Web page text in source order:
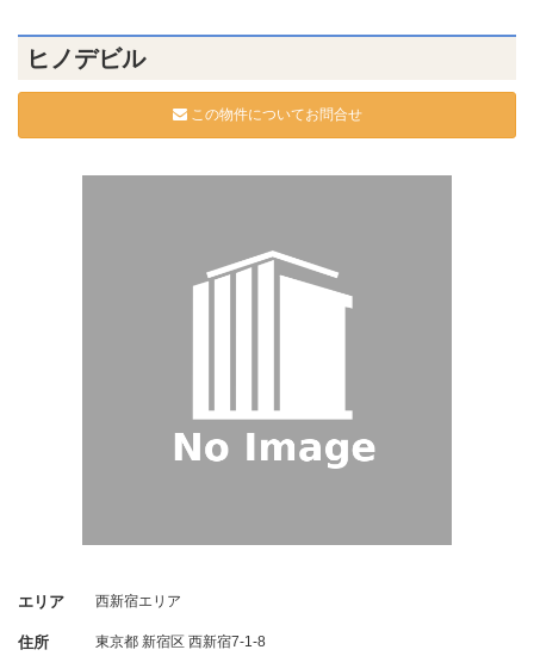
ヒノデビル
この物件についてお問合せ
エリア 西新宿エリア
住所 東京都 新宿区 西新宿7-1-8